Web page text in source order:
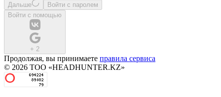
Дальше
Войти с паролем
Войти с помощью
+ 2
Продолжая, вы принимаете правила сервиса
© 2026 ТОО «HEADHUNTER.KZ»